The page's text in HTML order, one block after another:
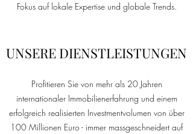
Fokus auf lokale Expertise und globale Trends.
UNSERE DIENSTLEISTUNGEN
Profitieren Sie von mehr als 20 Jahren
internationaler Immobilienerfahrung und einem
erfolgreich realisierten Investmentvolumen von über
100 Millionen Euro - immer massgeschneidert auf